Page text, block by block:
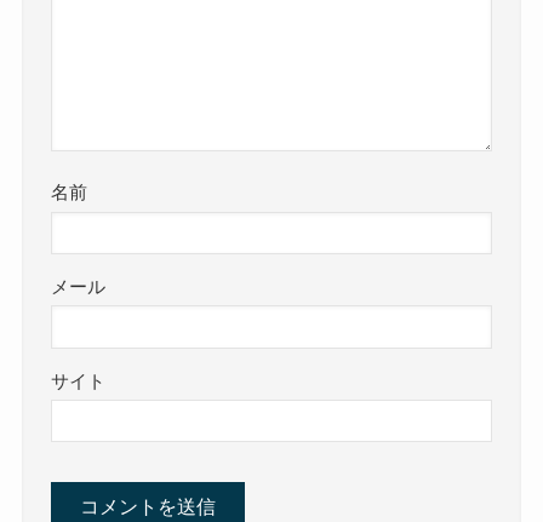
名前
メール
サイト